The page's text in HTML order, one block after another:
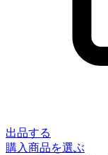
出品する
購入商品を選ぶ